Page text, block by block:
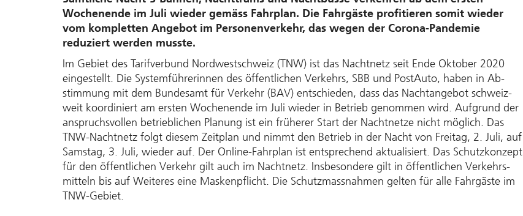
Wochenende im Juli wieder gemäss Fahrplan. Die Fahrgäste profitieren somit wieder
vom kompletten Angebot im Personen­verkehr, das wegen der Corona-Pandemie
reduziert werden musste.
Im Gebiet des Tarifverbund Nord­westschweiz (TNW) ist das Nachtnetz seit Ende Oktober 2020
eingestellt. Die Systemführerinnen des öffentlich­en Verkehrs, SBB und PostAuto, haben in Ab­
stimmung mit dem Bundesamt für Verkehr (BAV) ent­schieden, dass das Nachtangebot schweiz­
weit koordiniert am ersten Wochenende im Juli wieder in Betrieb genommen wird. Auf­grund der
an­spruchsvollen betrieblichen Planung ist ein früherer Start der Nachtnetze nicht möglich. Das
TNW-Nachtnetz folgt diesem Zeitplan und nimmt den Betrieb in der Nacht von Freitag, 2. Juli, auf
Samstag, 3. Juli, wieder auf. Der Online-Fahrplan ist entsprechend aktualisiert. Das Schutz­konzept
für den öffentlichen Verkehr gilt auch im Nachtnetz. Ins­besondere gilt in öffentlichen Verkehrs­­
mitteln bis auf Weiteres eine Maskenpflicht. Die Schutz­massnahmen gelten für alle Fahrgäste im
TNW-Gebiet.